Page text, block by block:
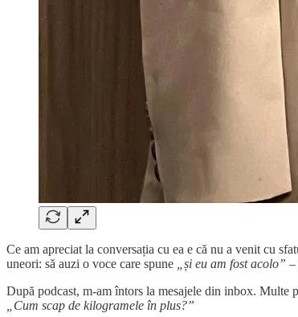
Ce am apreciat la conversația cu ea e că nu a venit cu
uneori: să auzi o voce care spune
„și eu am fost acolo” –
După podcast, m-am întors la mesajele din inbox. Multe
„Cum scap de kilogramele în plus?”